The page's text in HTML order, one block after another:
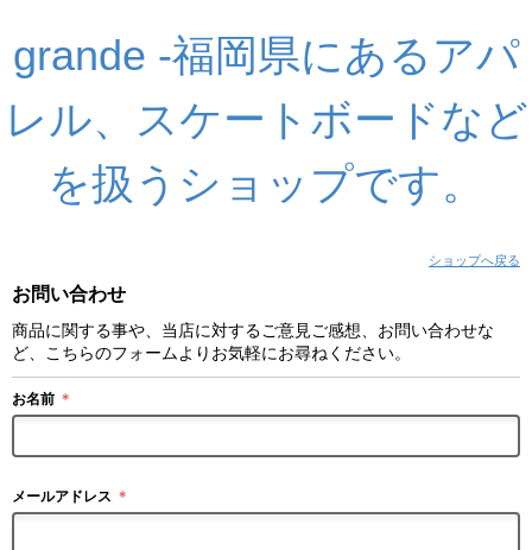
grande -福岡県にあるアパ
レル、スケートボードなど
を扱うショップです。
ショップへ戻る
お問い合わせ
商品に関する事や、当店に対するご意見ご感想、お問い合わせな
ど、こちらのフォームよりお気軽にお尋ねください。
お名前 ＊
メールアドレス ＊